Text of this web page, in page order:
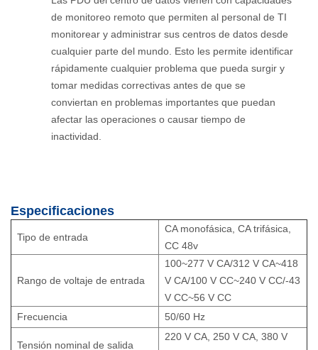
de monitoreo remoto que permiten al personal de TI
monitorear y administrar sus centros de datos desde
cualquier parte del mundo. Esto les permite identificar
rápidamente cualquier problema que pueda surgir y
tomar medidas correctivas antes de que se
conviertan en problemas importantes que puedan
afectar las operaciones o causar tiempo de
inactividad.
Especificaciones
Tipo de entrada
CA monofásica, CA trifásica,
CC 48v
Rango de voltaje de entrada
100~277 V CA/312 V CA~418
V CA/100 V CC~240 V CC/-43
V CC~56 V CC
Frecuencia
50/60 Hz
Tensión nominal de salida
220 V CA, 250 V CA, 380 V